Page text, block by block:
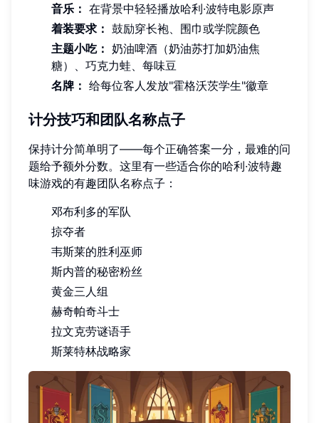
音乐： 在背景中轻轻播放哈利·波特电影原声
着装要求： 鼓励穿长袍、围巾或学院颜色
主题小吃： 奶油啤酒（奶油苏打加奶油焦
糖）、巧克力蛙、每味豆
名牌： 给每位客人发放"霍格沃茨学生"徽章
计分技巧和团队名称点子
保持计分简单明了——每个正确答案一分，最难的问
题给予额外分数。这里有一些适合你的哈利·波特趣
味游戏的有趣团队名称点子：
邓布利多的军队
掠夺者
韦斯莱的胜利巫师
斯内普的秘密粉丝
黄金三人组
赫奇帕奇斗士
拉文克劳谜语手
斯莱特林战略家